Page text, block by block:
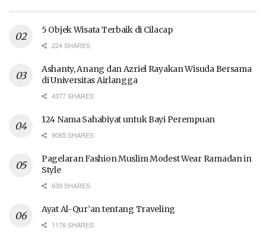
5 Objek Wisata Terbaik di Cilacap
224 SHARES
Ashanty, Anang dan Azriel Rayakan Wisuda Bersama
di Universitas Airlangga
4377 SHARES
124 Nama Sahabiyat untuk Bayi Perempuan
9065 SHARES
Pagelaran Fashion Muslim Modest Wear Ramadan in
Style
639 SHARES
Ayat Al-Qur’an tentang Traveling
1176 SHARES